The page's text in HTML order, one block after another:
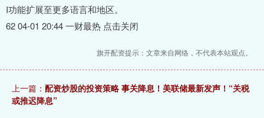
I功能扩展至更多语言和地区。
62 04-01 20:44 一财最热 点击关闭
旗开配资提示：文章来自网络，不代表本站观点。
上一篇： 配资炒股的投资策略 事关降息！美联储最新发声！“关税
或推迟降息”